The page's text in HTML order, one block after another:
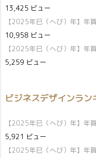
13,425 ビュー
【2025年巳（へび）年】年
10,958 ビュー
【2025年巳（へび）年】年
5,259 ビュー
ビジネスデザインラン
【2025年巳（へび）年】年
5,921 ビュー
【2025年巳（へび）年】年